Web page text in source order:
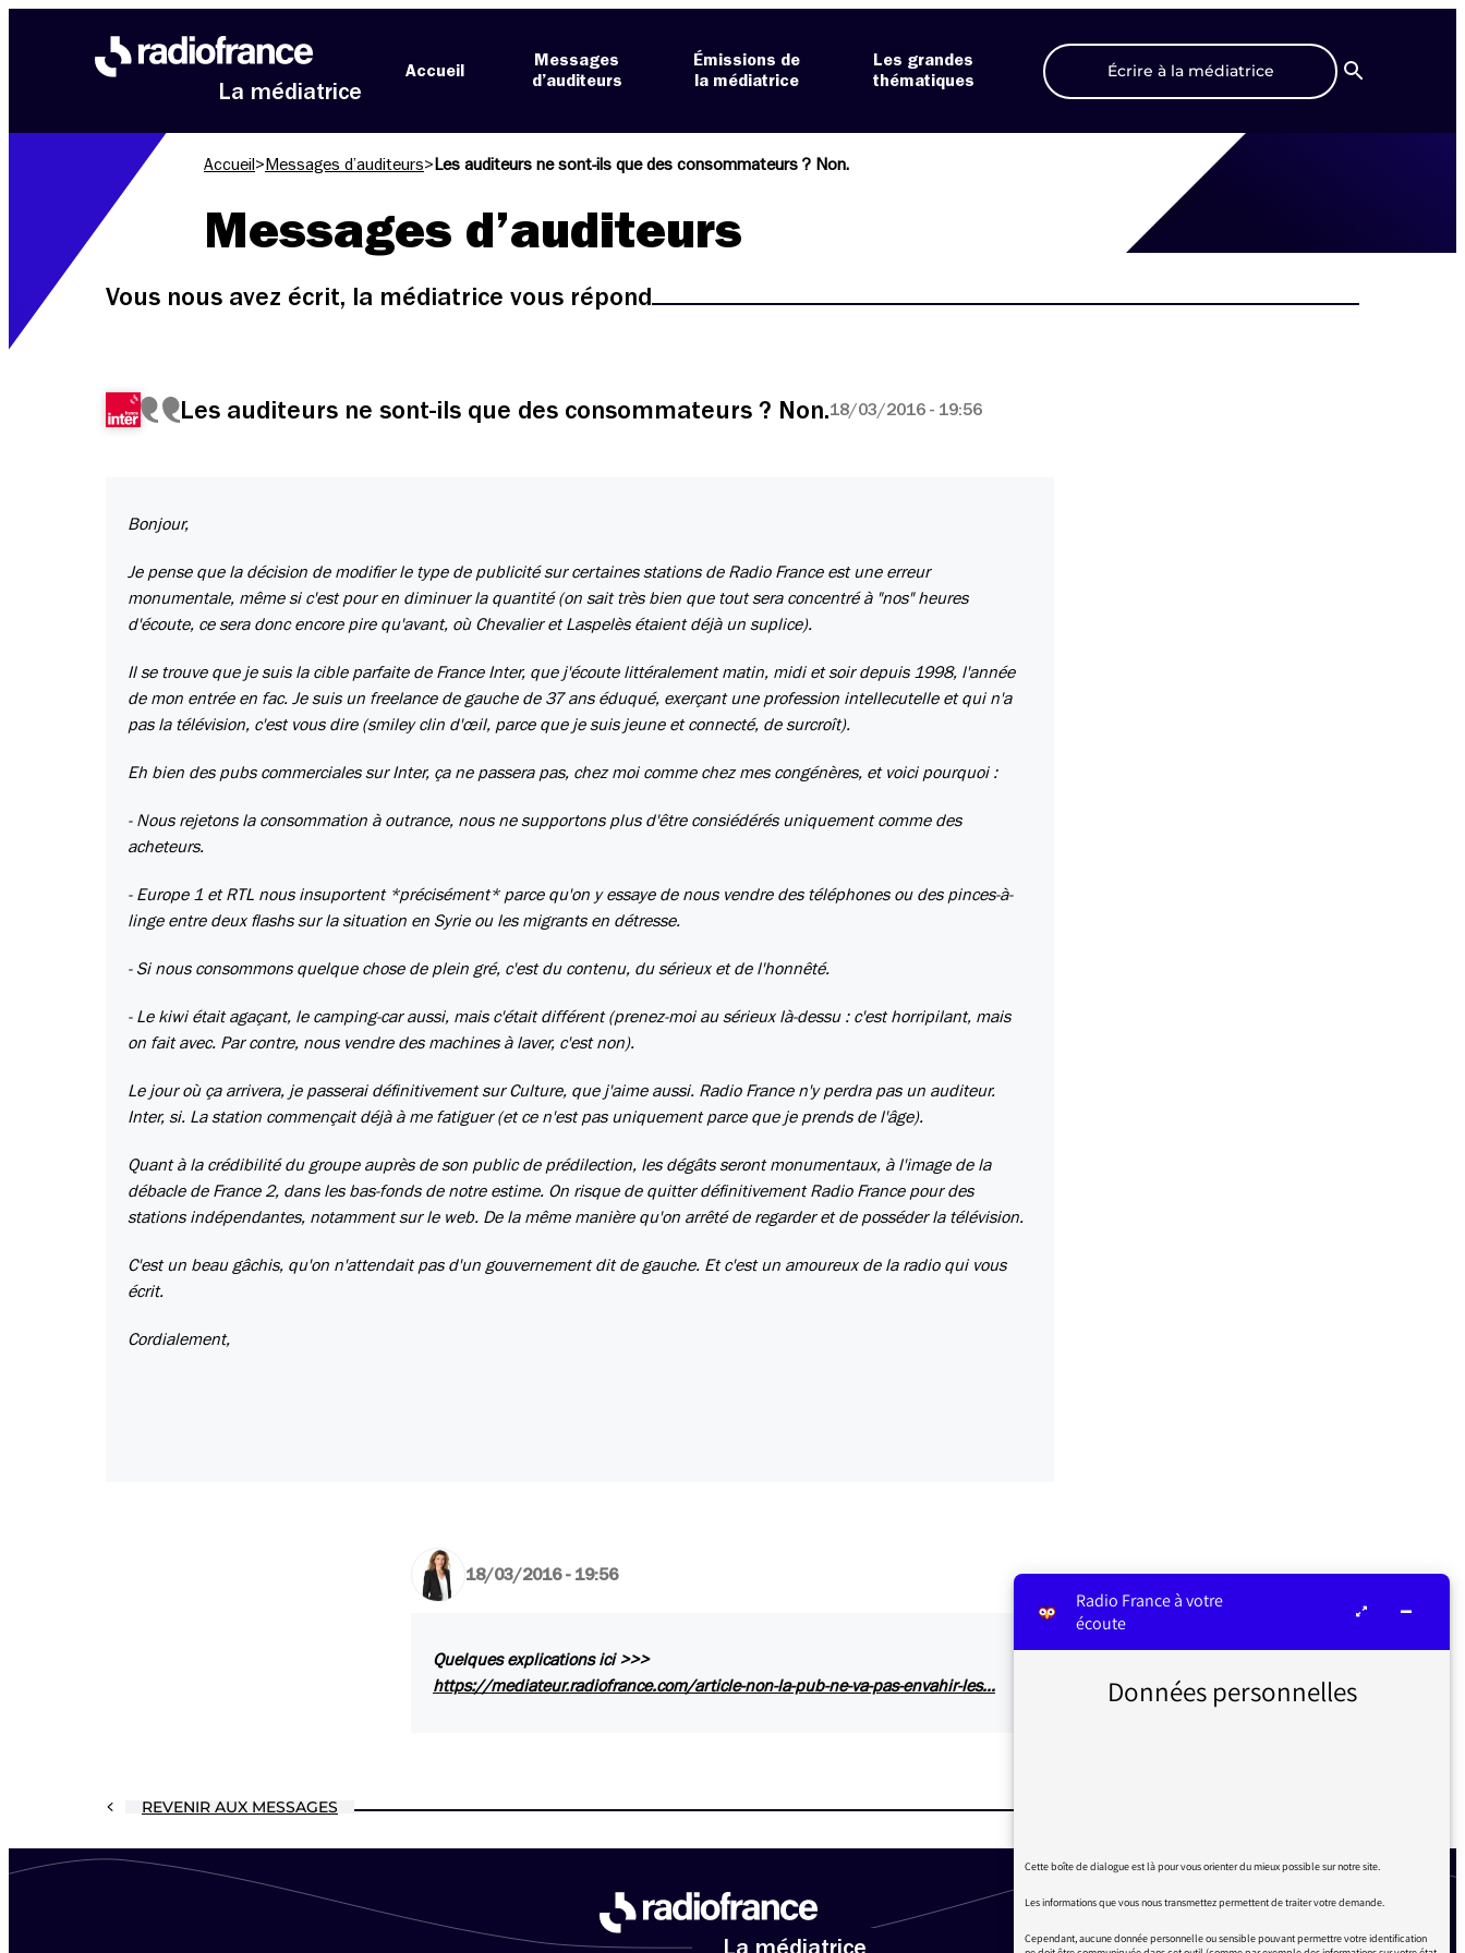
La médiatrice
Accueil
Messages
d’auditeurs
Émissions de
la médiatrice
Les grandes
thématiques
Écrire à la médiatrice
Recherche
Accueil > Messages d’auditeurs> Les auditeurs ne sont-ils que des consommateurs ? Non.
Messages d’auditeurs
Vous nous avez écrit, la médiatrice vous répond
Les auditeurs ne sont-ils que des consommateurs ? Non.18/03/2016 - 19:56
Bonjour,
Je pense que la décision de modifier le type de publicité sur certaines stations de Radio France est une erreur
monumentale, même si c'est pour en diminuer la quantité (on sait très bien que tout sera concentré à "nos" heures
d'écoute, ce sera donc encore pire qu'avant, où Chevalier et Laspelès étaient déjà un suplice).
Il se trouve que je suis la cible parfaite de France Inter, que j'écoute littéralement matin, midi et soir depuis 1998, l'année
de mon entrée en fac. Je suis un freelance de gauche de 37 ans éduqué, exerçant une profession intellecutelle et qui n'a
pas la télévision, c'est vous dire (smiley clin d'œil, parce que je suis jeune et connecté, de surcroît).
Eh bien des pubs commerciales sur Inter, ça ne passera pas, chez moi comme chez mes congénères, et voici pourquoi :
- Nous rejetons la consommation à outrance, nous ne supportons plus d'être consiédérés uniquement comme des
acheteurs.
- Europe 1 et RTL nous insuportent *précisément* parce qu'on y essaye de nous vendre des téléphones ou des pinces-à-
linge entre deux flashs sur la situation en Syrie ou les migrants en détresse.
- Si nous consommons quelque chose de plein gré, c'est du contenu, du sérieux et de l'honnêté.
- Le kiwi était agaçant, le camping-car aussi, mais c'était différent (prenez-moi au sérieux là-dessu : c'est horripilant, mais
on fait avec. Par contre, nous vendre des machines à laver, c'est non).
Le jour où ça arrivera, je passerai définitivement sur Culture, que j'aime aussi. Radio France n'y perdra pas un auditeur.
Inter, si. La station commençait déjà à me fatiguer (et ce n'est pas uniquement parce que je prends de l'âge).
Quant à la crédibilité du groupe auprès de son public de prédilection, les dégâts seront monumentaux, à l'image de la
débacle de France 2, dans les bas-fonds de notre estime. On risque de quitter définitivement Radio France pour des
stations indépendantes, notamment sur le web. De la même manière qu'on arrêté de regarder et de posséder la télévision.
C'est un beau gâchis, qu'on n'attendait pas d'un gouvernement dit de gauche. Et c'est un amoureux de la radio qui vous
écrit.
Cordialement,
18/03/2016 - 19:56
Quelques explications ici >>>
https://mediateur.radiofrance.com/article-non-la-pub-ne-va-pas-envahir-les…
REVENIR AUX MESSAGES
La médiatrice
Radio France à votre
écoute
Données personnelles
Cette boîte de dialogue est là pour vous orienter du mieux possible sur notre site.
Les informations que vous nous transmettez permettent de traiter votre demande.
Cependant, aucune donnée personnelle ou sensible pouvant permettre votre identification